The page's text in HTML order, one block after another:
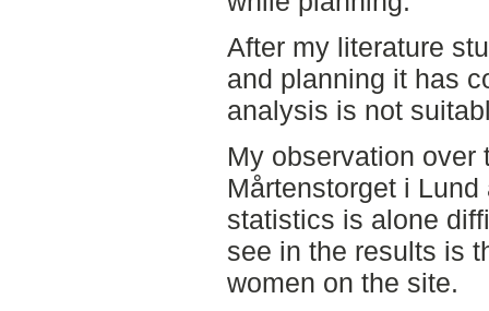
After my literature
and planning it has
analysis is not
My observation over
Mårtenstorget i
statistics is alone
see in the results is
women on the site.